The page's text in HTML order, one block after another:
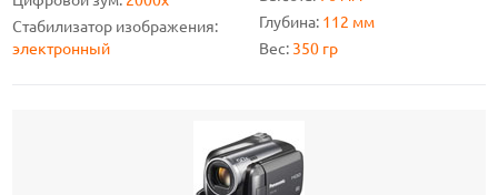
Стабилизатор изображения:
электронный
Глубина: 112 мм
Вес: 350 гр